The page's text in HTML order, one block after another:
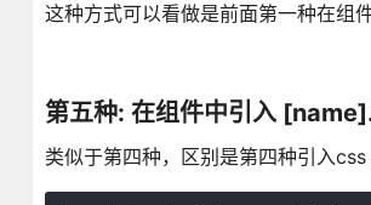
这种方式可以看做是前面第一种在组
第五种: 在组件中引入
类似于第四种，区别是第四种引入